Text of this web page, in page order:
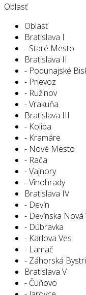
Oblasť
Oblasť
Bratislava I
- Staré Mesto
Bratislava II
- Podunajské
- Prievoz
- Ružinov
- Vrakuňa
Bratislava III
- Koliba
- Kramáre
- Nové Mesto
- Rača
- Vajnory
- Vinohrady
Bratislava IV
- Devín
- Devínska Nová
- Dúbravka
- Karlova Ves
- Lamač
- Záhorská
Bratislava V
- Čuňovo